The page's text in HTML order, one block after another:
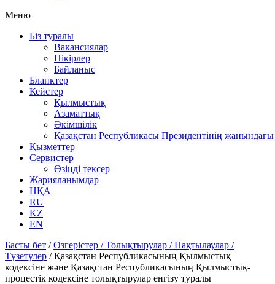
Меню
Біз туралы
Вакансиялар
Пікірлер
Байланыс
Бланктер
Кейстер
Қылмыстық
Азаматтық
Әкімшілік
Қазақстан Республикасы Президентінің
Қызметтер
Сервистер
Өзіңді тексер
Жарияланымдар
НҚА
RU
KZ
EN
Басты бет /Өзгерістер / Толықтырулар / Нақтылаулар /
Түзетулер /Қазақстан Республикасының Қылмыстық
кодексіне және Қазақстан Республикасының Қылмыстық-
процестік кодексіне толықтырулар енгізу туралы